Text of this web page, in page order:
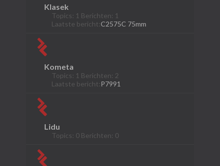
Klasek
Topics: 1 Berichten: 1
Laatste bericht:C2575C 75mm
Kometa
Topics: 1 Berichten: 2
Laatste bericht:P7991
Lidu
Topics: 0 Berichten: 0